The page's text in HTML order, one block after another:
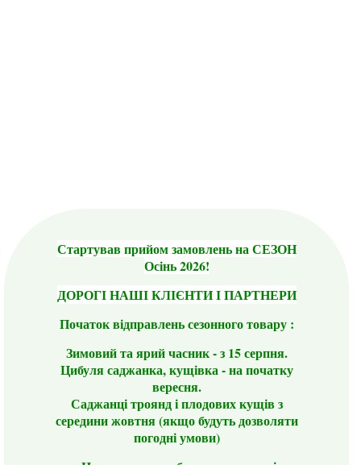
Стартував прийом замовлень на СЕЗОН
Осінь 2026!
ДОРОГІ НАШІ КЛІЄНТИ І ПАРТНЕРИ
Початок відправлень сезонного товару :
Зимовий та ярий часник - з 15 серпня.
Цибуля саджанка, кущівка - на початку
вересня.
Саджанці троянд і плодових кущів з
середини жовтня (якщо будуть дозволяти
погодні умови)